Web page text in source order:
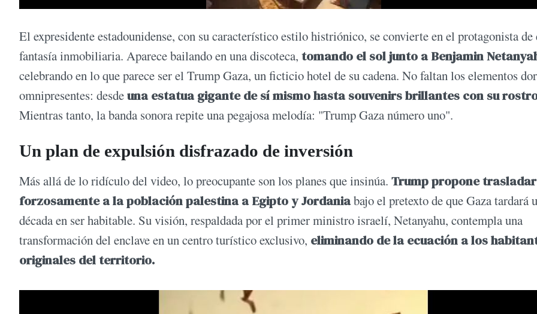
El expresidente estadounidense, con su característico estilo histriónico, se convierte en el protagonista de
fantasía inmobiliaria. Aparece bailando en una discoteca, tomando el sol junto a Benjamin
celebrando en lo que parece ser el Trump Gaza, un ficticio hotel de su cadena. No faltan los elementos
omnipresentes: desdeuna estatua gigante de sí mismo hasta souvenirs brillantes con su
Mientras tanto, la banda sonora repite una pegajosa melodía: "Trump Gaza número uno".
Un plan de expulsión disfrazado de inversión
Más allá de lo ridículo del video, lo preocupante son los planes que insinúa. Trump propone trasladar
forzosamente a la población palestina a Egipto y Jordaniabajo el pretexto de que Gaza tardará
década en ser habitable. Su visión, respaldada por el primer ministro israelí, Netanyahu, contempla una
transformación del enclave en un centro turístico exclusivo, eliminando de la ecuación a los
originales del territorio.